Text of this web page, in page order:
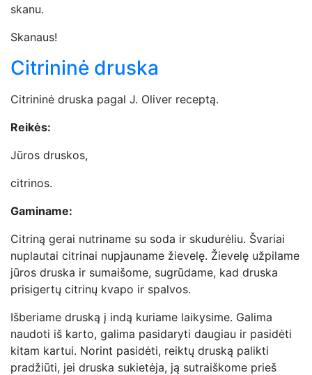
skanu.
Skanaus!
Citrininė druska
Citrininė druska pagal J. Oliver receptą.
Reikės:
Jūros druskos,
citrinos.
Gaminame:
Citriną gerai nutriname su soda ir skudurėliu. Švariai
nuplautai citrinai nupjauname žievelę. Žievelę užpilame
jūros druska ir sumaišome, sugrūdame, kad druska
prisigertų citrinų kvapo ir spalvos.
Išberiame druską į indą kuriame laikysime. Galima
naudoti iš karto, galima pasidaryti daugiau ir pasidėti
kitam kartui. Norint pasidėti, reiktų druską palikti
pradžiūti, jei druska sukietėja, ją sutraiškome prieš